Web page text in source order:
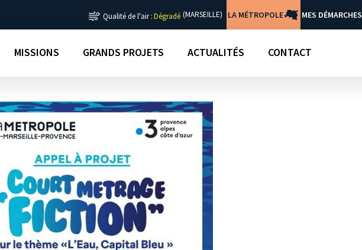
Qualité de l'air :Dégradé (MARSEILLE) LA MÉTROPOLE MES DÉMARCHES
MISSIONS GRANDS PROJETS ACTUALITÉS CONTACT